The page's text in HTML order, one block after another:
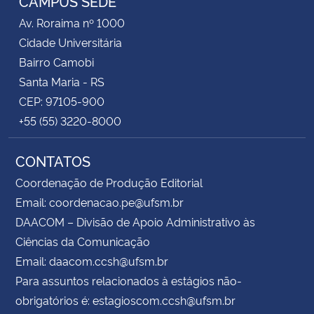
Av. Roraima nº 1000
Cidade Universitária
Bairro Camobi
Santa Maria - RS
CEP: 97105-900
+55 (55) 3220-8000
CONTATOS
Coordenação de Produção Editorial
Email: coordenacao.pe@ufsm.br
DAACOM – Divisão de Apoio Administrativo às
Ciências da Comunicação
Email: daacom.ccsh@ufsm.br
Para assuntos relacionados à estágios não-
obrigatórios é: estagioscom.ccsh@ufsm.br